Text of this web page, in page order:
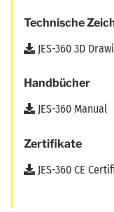
Technische
JES-360 3D
Handbücher
JES-360 Manual
Zertifikate
JES-360 CE